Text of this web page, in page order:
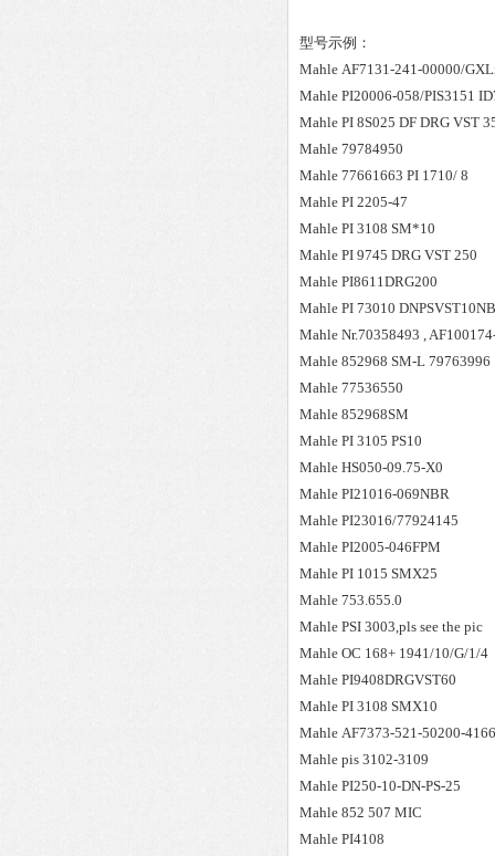
型号示例：
Mahle AF7131-241-00000/
Mahle PI20006-058/PIS3151
Mahle PI 8S025 DF DRG VST
Mahle 79784950
Mahle 77661663 PI 1710/ 8
Mahle PI 2205-47
Mahle PI 3108 SM*10
Mahle PI 9745 DRG VST 250
Mahle PI8611DRG200
Mahle PI 73010
Mahle Nr.70358493 ,
Mahle 852968 SM-L 79763996
Mahle 77536550
Mahle 852968SM
Mahle PI 3105 PS10
Mahle HS050-09.75-X0
Mahle PI21016-069NBR
Mahle PI23016/77924145
Mahle PI2005-046FPM
Mahle PI 1015 SMX25
Mahle 753.655.0
Mahle PSI 3003,pls see the pic
Mahle OC 168+ 1941/10/G/1/4
Mahle PI9408DRGVST60
Mahle PI 3108 SMX10
Mahle AF7373-521-50200-
Mahle pis 3102-3109
Mahle PI250-10-DN-PS-25
Mahle 852 507 MIC
Mahle PI4108